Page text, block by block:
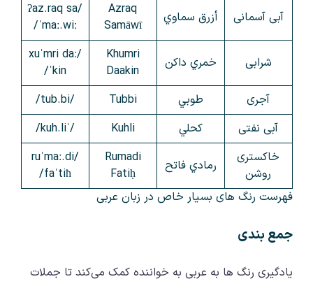
آبی آسمانی أزرق سماوي
Azraq
Samāwī
/ʔaz.raq sa
ˈmaː.wiː/
شرابی خمري داكن
Khumri
Daakin
/xuˈmri daː
ˈkin/
آجری
طوبي Tubbi
/tub.bi/
آبی نفتی
كحلي Kuhli
/ˈkuh.li/
خاکستری
روشن
رمادي فاتح
Rumadi
Fatiḥ
/ruˈmaː.di
faˈtiħ/
فهرست رنگ های بسیار خاص در زبان عربی
جمع بندی
یادگیری رنگ ها به عربی به خواننده کمک می‌کند تا جملات